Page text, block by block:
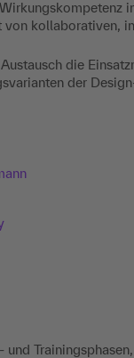
von kollaborativen,
die
der
und